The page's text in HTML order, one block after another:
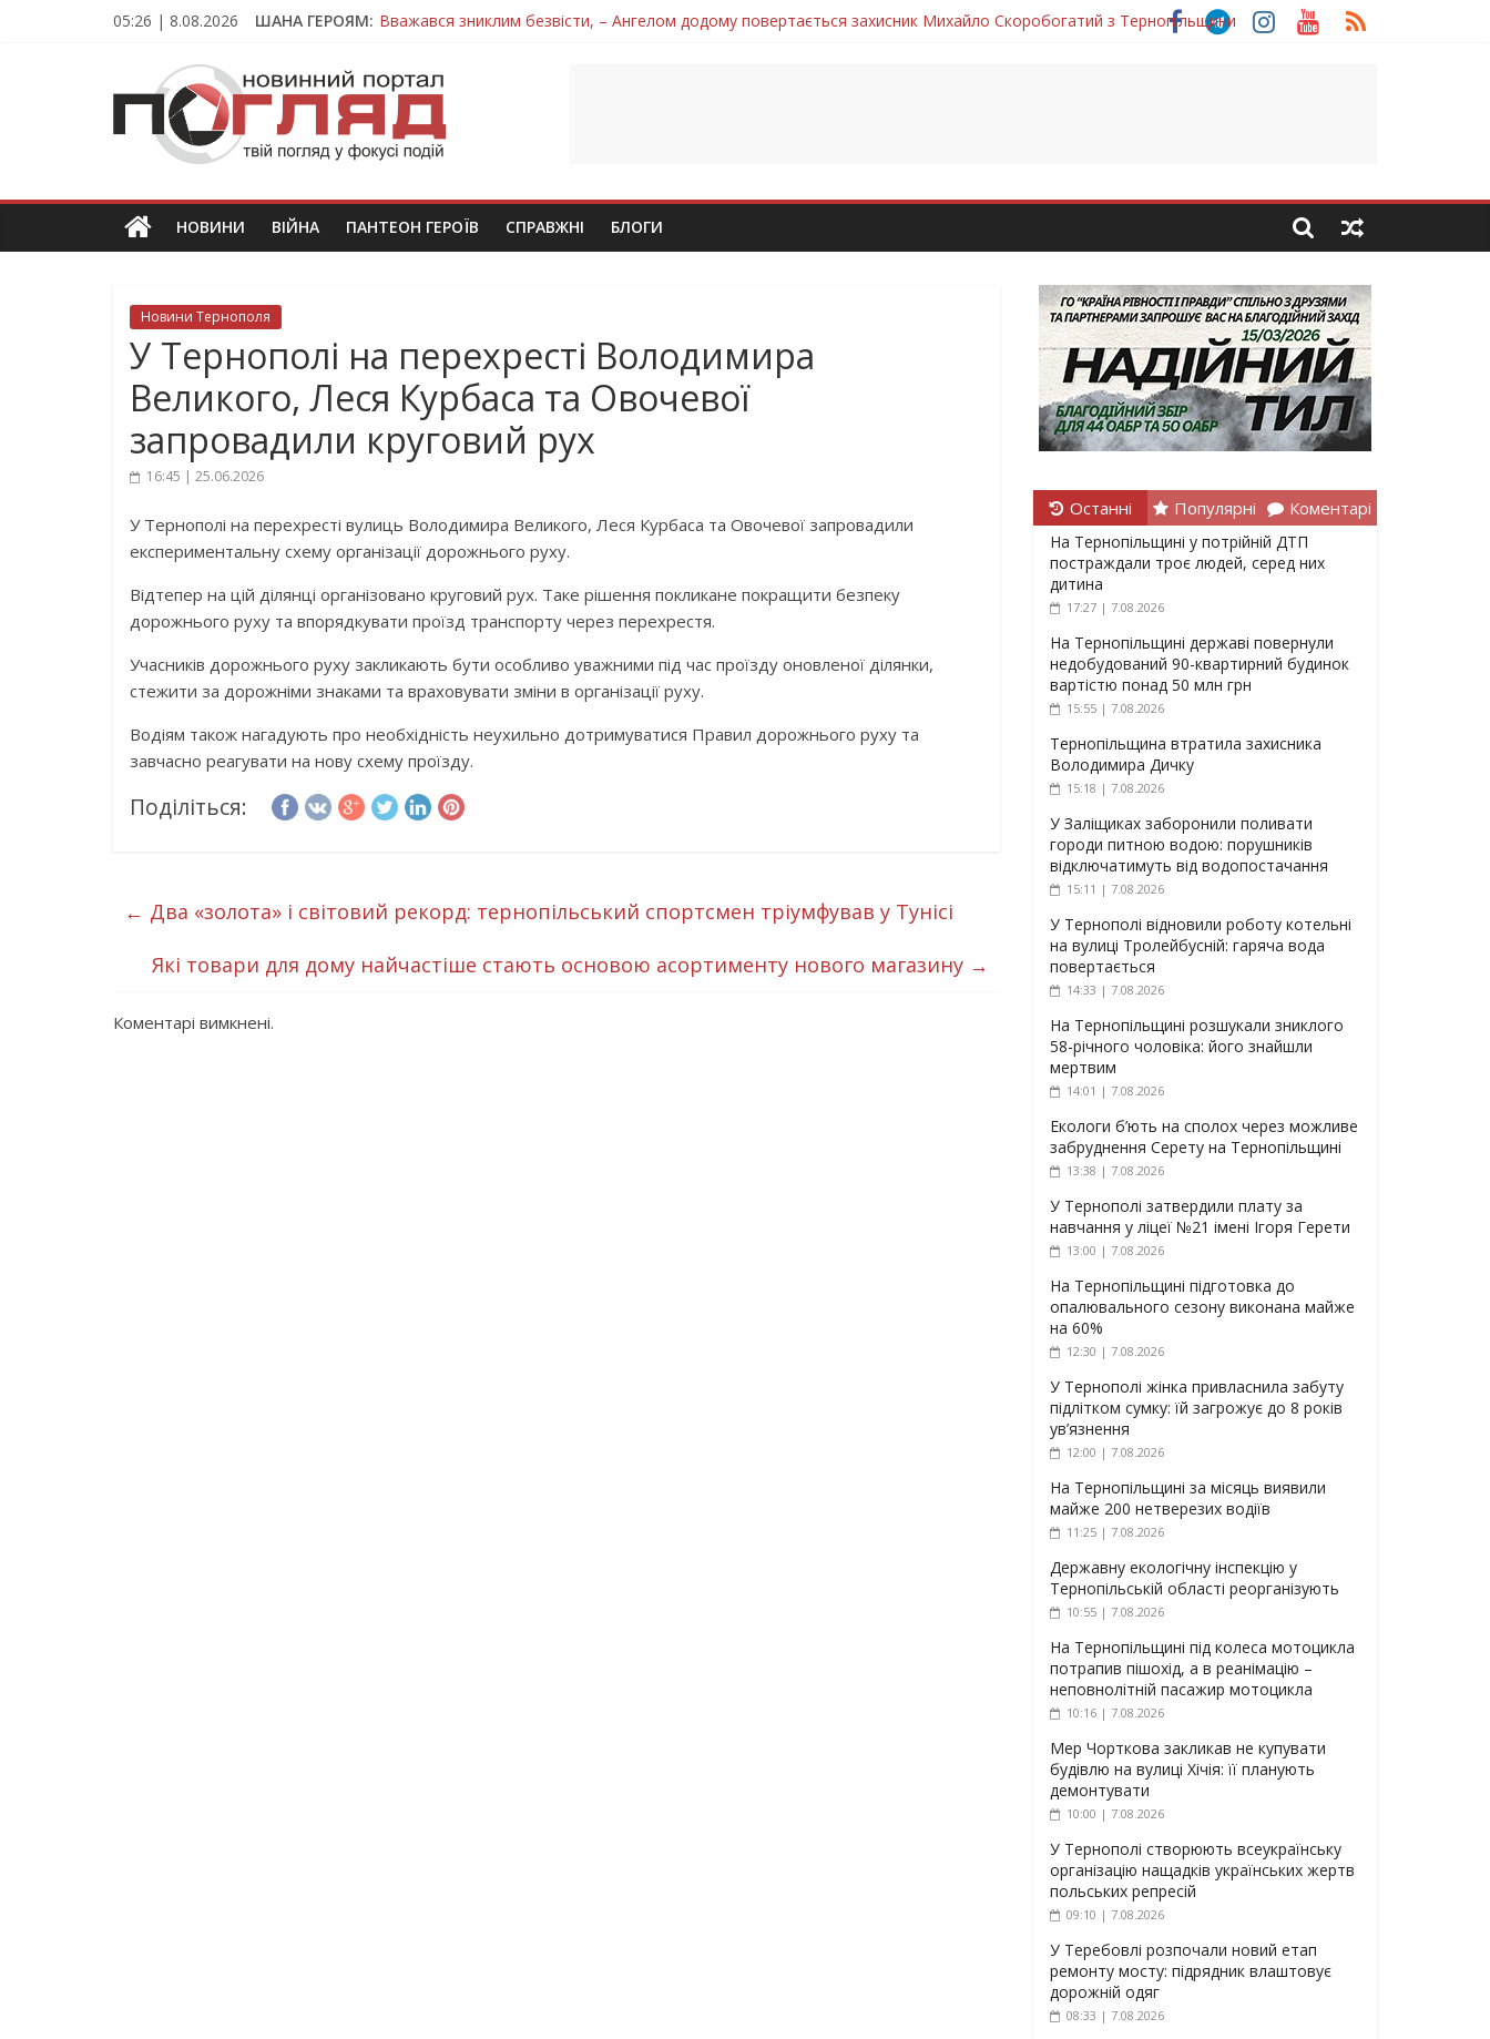
05:26 | 8.08.2026 ШАНА ГЕРОЯМ: Вважався зниклим безвісти, – Ангелом додому повертається захисник Михайло Скоробогатий з Тернопільщини
Тернопільщина втратила захисника Володимира Вельму
Захисник з Тернопільщини Петро Федів повертається до рідного дому «на щиті»
Тернопільщина втратила захисника Володимира Дичку
ПОГЛЯД
Новини
Тернополя.
новини
та
НОВИНИ ВІЙНА ПАНТЕОН ГЕРОЇВ СПРАВЖНІ БЛОГИ
Новини Тернополя
У Тернополі на перехресті Володимира
Великого, Леся Курбаса та Овочевої
запровадили круговий рух
16:45 | 25.06.2026
У Тернополі на перехресті вулиць Володимира Великого, Леся Курбаса та Овочевої запровадили
експериментальну схему організації дорожнього руху.
Відтепер на цій ділянці організовано круговий рух. Таке рішення покликане покращити безпеку
дорожнього руху та впорядкувати проїзд транспорту через перехрестя.
Учасників дорожнього руху закликають бути особливо уважними під час проїзду оновленої ділянки,
стежити за дорожніми знаками та враховувати зміни в організації руху.
Водіям також нагадують про необхідність неухильно дотримуватися Правил дорожнього руху та
завчасно реагувати на нову схему проїзду.
Поділіться:
← Два «золота» і світовий рекорд: тернопільський спортсмен тріумфував у Тунісі
Які товари для дому найчастіше стають основою асортименту нового магазину →
Коментарі вимкнені.
Останні Популярні Коментарі
На Тернопільщині у потрійній ДТП
постраждали троє людей, серед них
дитина
17:27 | 7.08.2026
На Тернопільщині державі повернули
недобудований 90-квартирний будинок
вартістю понад 50 млн грн
15:55 | 7.08.2026
Тернопільщина втратила захисника
Володимира Дичку
15:18 | 7.08.2026
У Заліщиках заборонили поливати
городи питною водою: порушників
відключатимуть від водопостачання
15:11 | 7.08.2026
У Тернополі відновили роботу котельні
на вулиці Тролейбусній: гаряча вода
повертається
14:33 | 7.08.2026
На Тернопільщині розшукали зниклого
58-річного чоловіка: його знайшли
мертвим
14:01 | 7.08.2026
Екологи б’ють на сполох через можливе
забруднення Серету на Тернопільщині
13:38 | 7.08.2026
У Тернополі затвердили плату за
навчання у ліцеї №21 імені Ігоря Герети
13:00 | 7.08.2026
На Тернопільщині підготовка до
опалювального сезону виконана майже
на 60%
12:30 | 7.08.2026
У Тернополі жінка привласнила забуту
підлітком сумку: їй загрожує до 8 років
ув’язнення
12:00 | 7.08.2026
На Тернопільщині за місяць виявили
майже 200 нетверезих водіїв
11:25 | 7.08.2026
Державну екологічну інспекцію у
Тернопільській області реорганізують
10:55 | 7.08.2026
На Тернопільщині під колеса мотоцикла
потрапив пішохід, а в реанімацію –
неповнолітній пасажир мотоцикла
10:16 | 7.08.2026
Мер Чорткова закликав не купувати
будівлю на вулиці Хічія: її планують
демонтувати
10:00 | 7.08.2026
У Тернополі створюють всеукраїнську
організацію нащадків українських жертв
польських репресій
09:10 | 7.08.2026
У Теребовлі розпочали новий етап
ремонту мосту: підрядник влаштовує
дорожній одяг
08:33 | 7.08.2026